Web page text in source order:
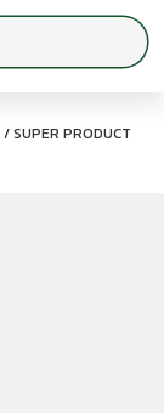
/ SUPER PRODUCT